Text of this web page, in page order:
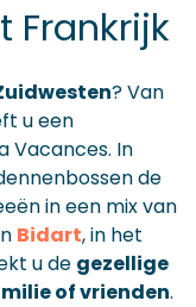
Frankrijk
? Van
u een
Vacances. In
de
in een mix van
Bidart, in het
u de gezellige
of vrienden.